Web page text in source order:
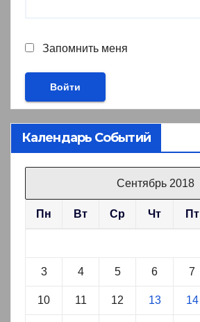
Запомнить меня
Календарь Событий
Сентябрь 2018
Пн Вт Ср Чт Пт
3 4 5 6 7
10 11 12 13 14